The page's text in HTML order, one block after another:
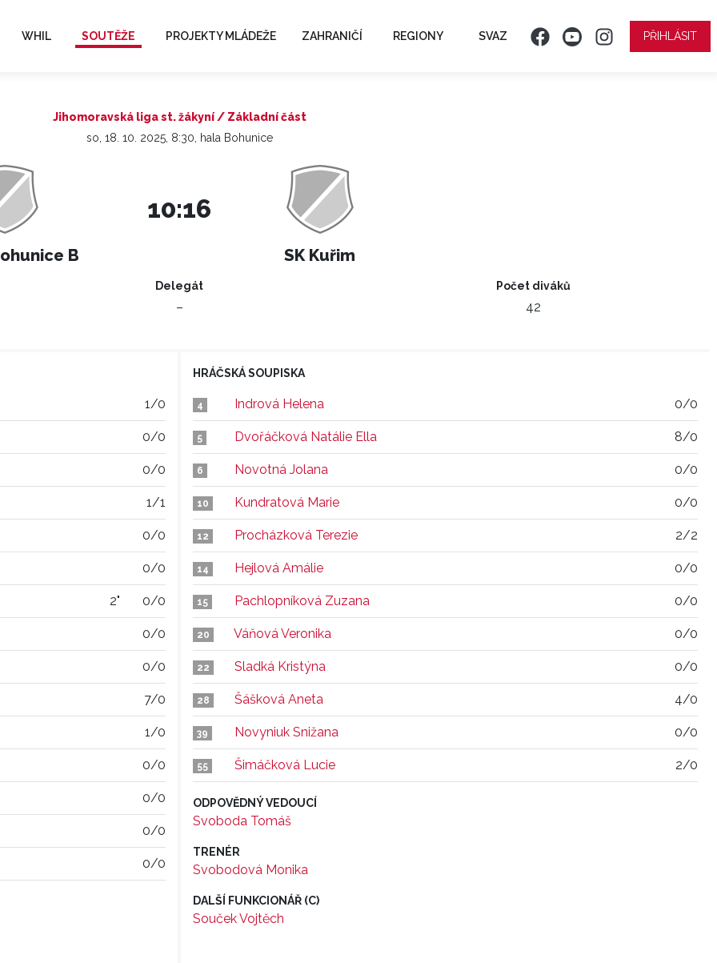
WHIL SOUTĚŽE PROJEKTY MLÁDEŽE ZAHRANIČÍ REGIONY SVAZ PŘIHLÁSIT
Jihomoravská liga st. žákyní / Základní část
so, 18. 10. 2025, 8:30, hala Bohunice
B
10:16
SK Kuřim
Delegát
–
Počet diváků
42
1/0
0/0
0/0
1/1
0/0
0/0
2" 0/0
0/0
0/0
7/0
1/0
0/0
0/0
0/0
0/0
HRÁČSKÁ SOUPISKA
4 Indrová Helena 0/0
5 Dvořáčková Natálie Ella 8/0
6 Novotná Jolana 0/0
10 Kundratová Marie 0/0
12 Procházková Terezie 2/2
14 Hejlová Amálie 0/0
15 Pachlopníková Zuzana 0/0
20 Váňová Veronika 0/0
22 Sladká Kristýna 0/0
28 Šášková Aneta 4/0
39 Novyniuk Snižana 0/0
55 Šimáčková Lucie 2/0
ODPOVĚDNÝ VEDOUCÍ
Svoboda Tomáš
TRENÉR
Svobodová Monika
DALŠÍ FUNKCIONÁŘ (C)
Souček Vojtěch